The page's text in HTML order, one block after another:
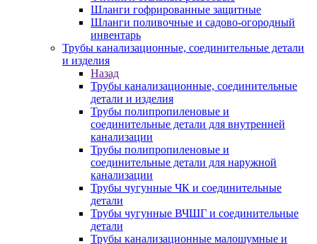
Шланги гофрированные защитные
Шланги поливочные и садово-огородный
инвентарь
Трубы канализационные, соединительные детали
и изделия
Назад
Трубы канализационные, соединительные
детали и изделия
Трубы полипропиленовые и
соединительные детали для внутренней
канализации
Трубы полипропиленовые и
соединительные детали для наружной
канализации
Трубы чугунные ЧК и соединительные
детали
Трубы чугунные ВЧШГ и соединительные
детали
Трубы канализационные малошумные и